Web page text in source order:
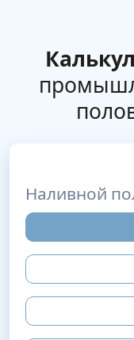
Наливной